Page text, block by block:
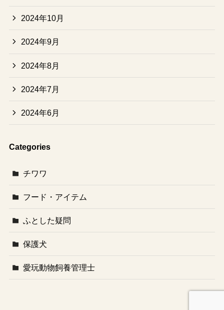
2024年10月
2024年9月
2024年8月
2024年7月
2024年6月
Categories
チワワ
フード・アイテム
ふとした疑問
保護犬
愛玩動物飼養管理士